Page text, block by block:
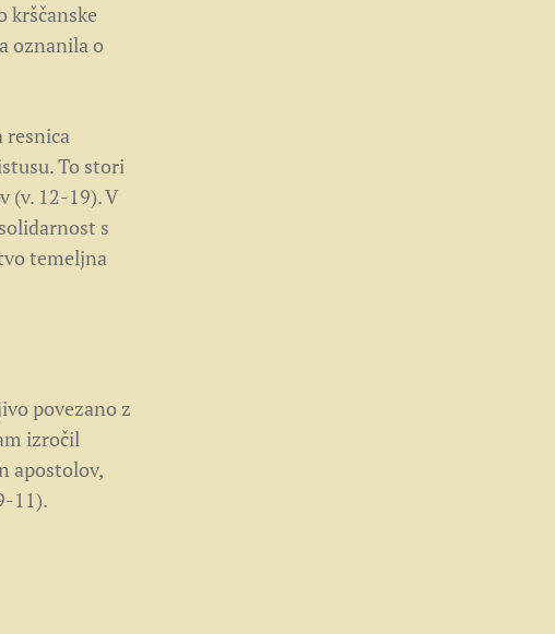
krščanske
oznanila o
resnica
To stori
(v. 12-19). V
s
temeljna
povezano z
izročil
apostolov,
11).